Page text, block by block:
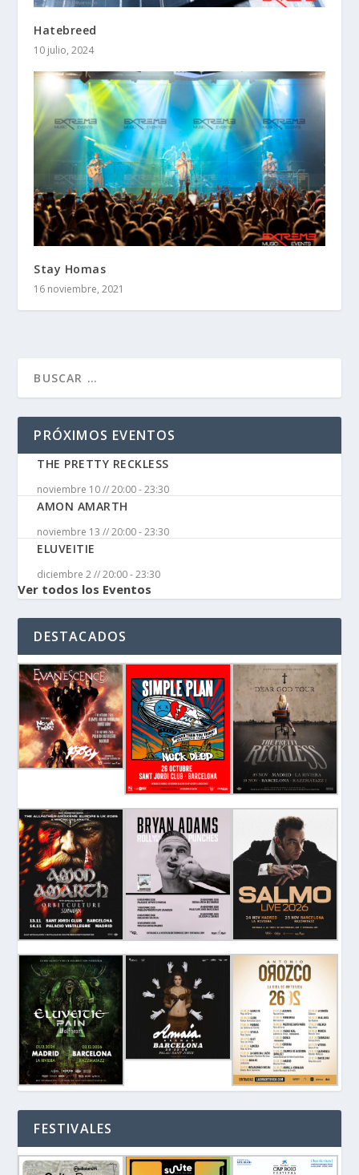
Hatebreed
10 julio, 2024
Stay Homas
16 noviembre, 2021
PRÓXIMOS EVENTOS
THE PRETTY RECKLESS
noviembre 10 // 20:00-23:30
AMON AMARTH
noviembre 13 // 20:00-23:30
ELUVEITIE
diciembre 2 // 20:00-23:30
Ver todos los Eventos
DESTACADOS
FESTIVALES